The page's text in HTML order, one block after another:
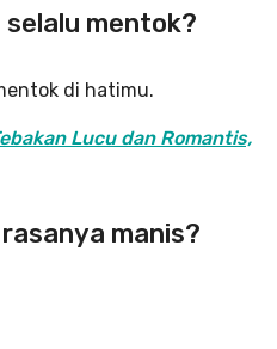
mentok?
di hatimu.
Lucu dan Romantis,
manis?